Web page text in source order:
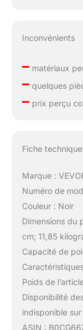
Inconvénients
–matériaux
–quelques
–prix perçu
Fiche technique
Marque :
Numéro de
Couleur : Noir
Dimensions du
cm; 11,85
Capacité de
Poids de
Disponibilité
indisponible
ASIN :